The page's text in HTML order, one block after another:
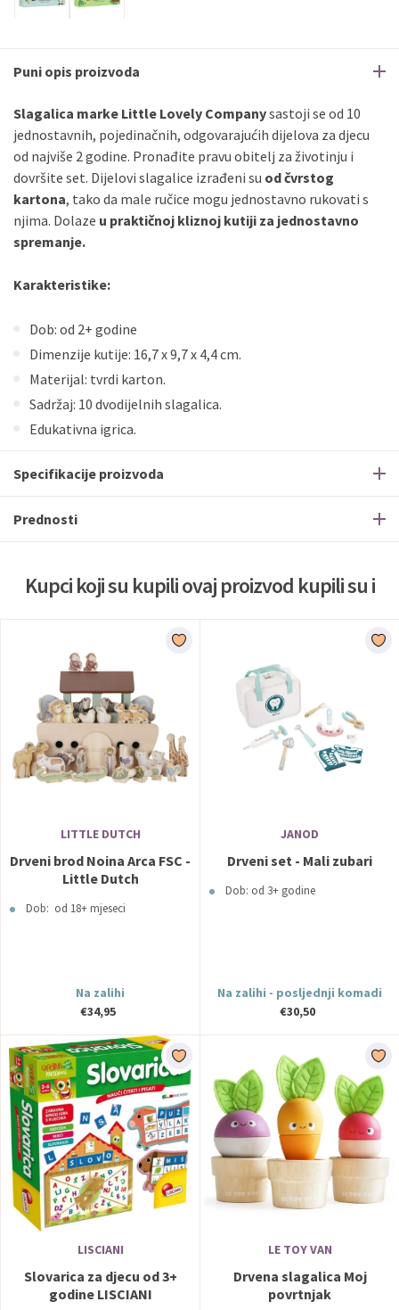
Puni opis proizvoda
Slagalica marke Little Lovely Companysastoji se od 10
jednostavnih, pojedinačnih, odgovarajućih dijelova za djecu
od najviše 2 godine. Pronađite pravu obitelj za životinju i
dovršite set. Dijelovi slagalice izrađeni su od čvrstog
kartona, tako da male ručice mogu jednostavno rukovati s
njima. Dolaze u praktičnoj kliznoj kutiji za jednostavno
spremanje.
Karakteristike:
Dob: od 2+ godine
Dimenzije kutije: 16,7 x 9,7 x 4,4 cm.
Materijal: tvrdi karton.
Sadržaj: 10 dvodijelnih slagalica.
Edukativna igrica.
Specifikacije proizvoda
Prednosti
Kupci koji su kupili ovaj proizvod kupili su i
LITTLE DUTCH
Drveni brod Noina Arca FSC -
Little Dutch
Dob: od 18+ mjeseci
Na zalihi
€34,95
JANOD
Drveni set - Mali zubari
Dob: od 3+ godine
Na zalihi - posljednji komadi
€30,50
LISCIANI
Slovarica za djecu od 3+
godine LISCIANI
LE TOY VAN
Drvena slagalica Moj
povrtnjak